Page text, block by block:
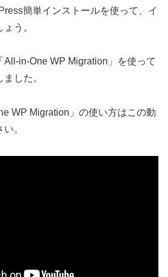
簡単インストールを使って、イ
う。
All-in-One WP Migration」を使って
した。
WP Migration」の使い方はこの動
。